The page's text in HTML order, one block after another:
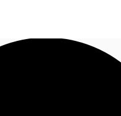
務所
ンター